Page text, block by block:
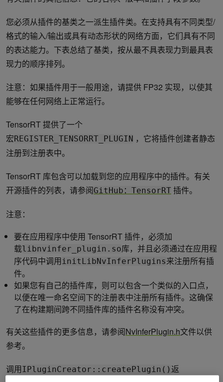
您必须从插件的基类之一派生插件类。在支持具有不同类型/
格式的输入/输出或具有动态形状的网络方面，它们具有不同
的表达能力。下表总结了基类，按从最不具表现力到最具表
现力的顺序排列。
注意：如果插件用于一般用途，请提供 FP32 实现，以使其
能够在任何网络上正常运行。
TensorRT 提供了一个
宏REGISTER_TENSORRT_PLUGIN ，它将插件创建者静态
注册到注册表中。
TensorRT 库包含可以加载到您的应用程序中的插件。有关
开源插件的列表，请参阅GitHub：TensorRT 插件。
注意：
要在应用程序中使用 TensorRT 插件，必须加
载libnvinfer_plugin.so库，并且必须通过在应用程
序代码中调用 initLibNvInferPlugins来注册所有插
件。
如果您有自己的插件库，则可以包含一个类似的入口点，
以便在唯一命名空间下的注册表中注册所有插件。这确保
了在构建期间跨不同插件库的插件名称没有冲突。
有关这些插件的更多信息，请参阅NvInferPlugin.h文件以供
参考。
调用IPluginCreator::createPlugin()返